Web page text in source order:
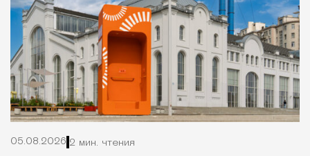
05.08.2026 2 мин. чтения